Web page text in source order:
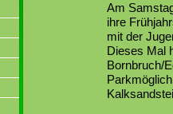
Am
ihre
mit der
Dieses Mal
Bornbruch/